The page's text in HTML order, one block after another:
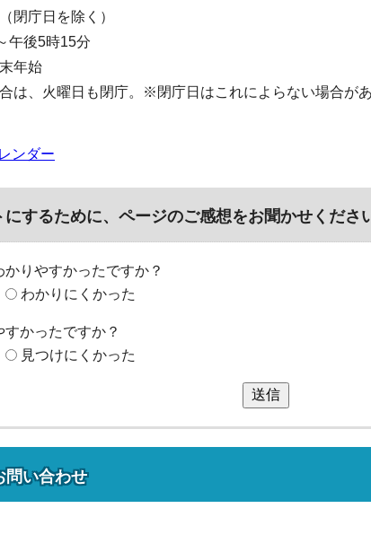
閉庁日を除く）
午後5時15分
年始
合は、火曜日も閉庁。※閉庁日はこれによらない場合が
ンダー
するために、ページのご感想をお聞かせくださ
りやすかったですか？
わかりにくかった
かったですか？
見つけにくかった
送信
問い合わせ